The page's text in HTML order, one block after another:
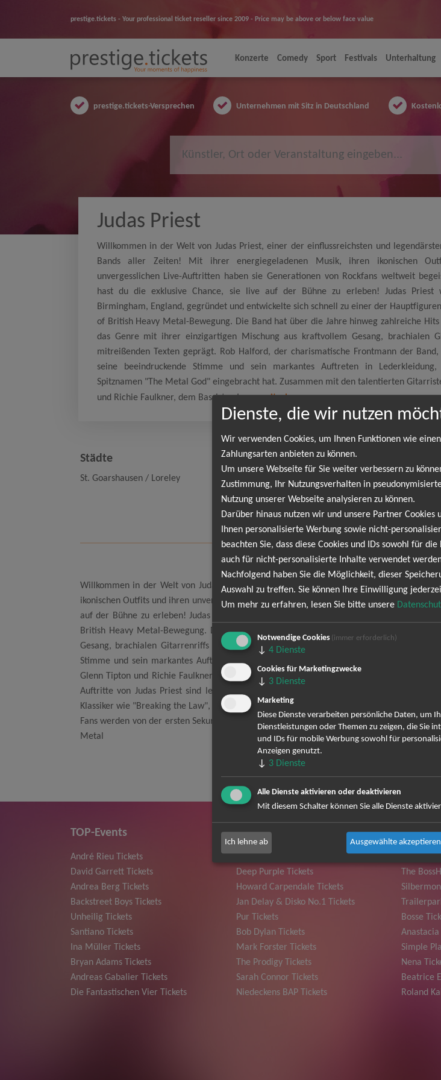
prestige.tickets - Your professional ticket reseller since 2009 - Price may be above or below face value
Konzerte Comedy Sport Festivals Unterhaltung
prestige.tickets-Versprechen Unternehmen mit Sitz in Deutschland
Judas Priest
Willkommen in der Welt von Judas Priest, einer der einflussreichsten und
Bands aller Zeiten! Mit ihrer energiegeladenen Musik, ihren ikonischen
unvergesslichen Live-Auftritten haben sie Generationen von Rockfans weltweit
hast du die exklusive Chance, sie live auf der Bühne zu erleben! Judas Priest
Birmingham, England, gegründet und entwickelte sich schnell zu einer der
of British Heavy Metal-Bewegung. Die Band hat über die Jahre hinweg zahlreiche Hits
das Genre mit ihrer einzigartigen Mischung aus kraftvollem Gesang, brachialen
mitreißenden Texten geprägt. Rob Halford, der charismatische Frontmann der
seine beeindruckende Stimme und sein markantes Auftreten in
Spitznamen "The Metal God" eingebracht hat. Zusammen mit den talentierten
und Richie Faulkner, dem Bassisten Ian...weiterlesen
Städte
St. Goarshausen / Loreley
Faithkeepers 2026
St. Goarshausen / Loreley
Loreley Freilichtbühne
Judas
Willkommen in der Welt von Judas Priest, einer der einflussreichsten und
ikonischen Outfits und ihren unvergesslichen Live-Auftritten haben sie Generationen von
auf der Bühne zu erleben! Judas Priest wurde 1969 in Birmingham, England,
British Heavy Metal-Bewegung. Die Band hat über die Jahre hinweg zahlreiche Hits
Gesang, brachialen Gitarrenriffs und mitreißenden Texten geprägt. Rob Halford, der
Stimme und sein markantes Auftreten in Lederkleidung, was ihm den Spitznamen
Glenn Tipton und Richie Faulkner, dem Bassisten Ian Hill und dem Schlagzeuger Scott
Auftritte von Judas Priest sind legendär und lassen die Herzen der Fans höher
Klassiker wie "Breaking the Law", "Painkiller", "You've Got Another Thing Comin'" und
Fans werden von der ersten Sekunde an in den Bann gezogen. Sichere dir deine Tickets
Metal
TOP-Events
André Rieu Tickets
David Garrett Tickets
Andrea Berg Tickets
Backstreet Boys Tickets
Unheilig Tickets
Santiano Tickets
Ina Müller Tickets
Bryan Adams Tickets
Andreas Gabalier Tickets
Die Fantastischen Vier Tickets
Deep Purple Tickets
Howard Carpendale Tickets
Jan Delay & Disko No.1 Tickets
Pur Tickets
Bob Dylan Tickets
Mark Forster Tickets
The Prodigy Tickets
Sarah Connor Tickets
Niedeckens BAP Tickets
Judas
The
Bosse
Anastacia
Simple
Nena
Beatrice
Roland
Dienste, die wir nutzen
Wir verwenden Cookies, um Ihnen Funktionen wie
Zahlungsarten anbieten zu können.
Um unsere Webseite für Sie weiter verbessern zu
Zustimmung, Ihr Nutzungsverhalten in
Nutzung unserer Webseite analysieren zu können.
Darüber hinaus nutzen wir und unsere Partner Cookies
Ihnen personalisierte Werbung sowie nicht-
beachten Sie, dass diese Cookies und IDs sowohl für
auch für nicht-personalisierte Inhalte verwendet
Nachfolgend haben Sie die Möglichkeit, dieser
Auswahl zu treffen. Sie können Ihre Einwilligung
Um mehr zu erfahren, lesen Sie bitte unsere
Notwendige Cookies (immer erforderlich)
↓ 4 Dienste
Cookies für Marketingzwecke
↓ 3 Dienste
Marketing
Diese Dienste verarbeiten persönliche Daten, um
Dienstleistungen oder Themen zu zeigen, die Sie
und IDs für mobile Werbung sowohl für
Anzeigen genutzt.
↓ 3 Dienste
Alle Dienste aktivieren oder deaktivieren
Mit diesem Schalter können Sie alle Dienste
Ich lehne ab Ausgewählte akzeptieren